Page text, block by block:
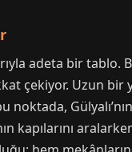
adeta bir
çekiyor. Uzun bir
noktada,
kapılarını